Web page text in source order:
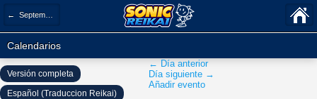
← September 2022
Calendarios
← Día anterior
Día siguiente →
Añadir evento
Versión completa
Español (Traduccion Reikai)